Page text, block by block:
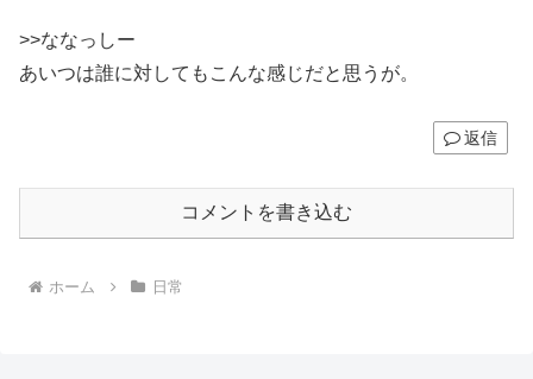
>>ななっしー
あいつは誰に対してもこんな感じだと思うが。
返信
コメントを書き込む
ホーム 日常